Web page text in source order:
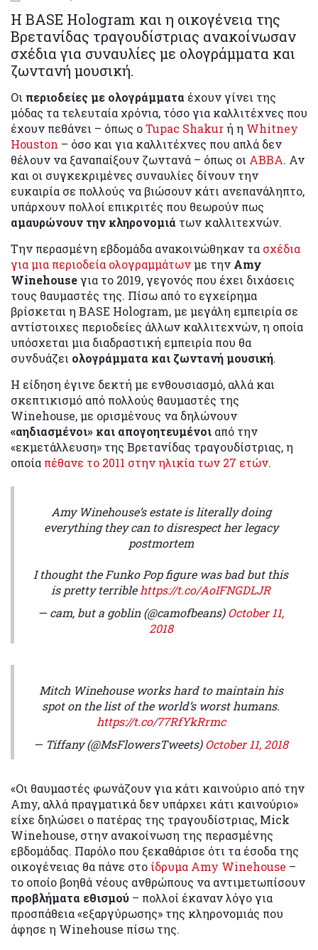
Η BASE Hologram και η οικογένεια της
Βρετανίδας τραγουδίστριας ανακοίνωσαν
σχέδια για συναυλίες με ολογράμματα και
ζωντανή μουσική.
Οι περιοδείες με ολογράμματα έχουν γίνει της
μόδας τα τελευταία χρόνια, τόσο για καλλιτέχνες που
έχουν πεθάνει – όπως οTupac Shakurή η Whitney
Houston – όσο και για καλλιτέχνες που απλά δεν
θέλουν να ξαναπαίξουν ζωντανά – όπως οι ABBA. Αν
και οι συγκεκριμένες συναυλίες δίνουν την
ευκαιρία σε πολλούς να βιώσουν κάτι ανεπανάληπτο,
υπάρχουν πολλοί επικριτές που θεωρούν πως
αμαυρώνουν την κληρονομιά των καλλιτεχνών.
Την περασμένη εβδομάδα ανακοινώθηκαν τα σχέδια
για μια περιοδεία ολογραμμάτωνμε την Amy
Winehouseγια το 2019, γεγονός που έχει διχάσεις
τους θαυμαστές της. Πίσω από το εγχείρημα
βρίσκεται η BASE Hologram, με μεγάλη εμπειρία σε
αντίστοιχες περιοδείες άλλων καλλιτεχνών, η οποία
υπόσχεται μια διαδραστική εμπειρία που θα
συνδυάζει ολογράμματα και ζωντανή μουσική.
Η είδηση έγινε δεκτή με ενθουσιασμό, αλλά και
σκεπτικισμό από πολλούς θαυμαστές της
Winehouse, με ορισμένους να δηλώνουν
«αηδιασμένοι» και απογοητευμένοι από την
«εκμετάλλευση» της Βρετανίδας τραγουδίστριας, η
οποία πέθανε το 2011 στην ηλικία των 27 ετών.
Amy Winehouse’s estate is literally doing
everything they can to disrespect her legacy
postmortem
I thought the Funko Pop figure was bad but this
is pretty terriblehttps://t.co/AoIFNGDLJR
— cam, but a goblin (@camofbeans)October 11,
2018
Mitch Winehouse works hard to maintain his
spot on the list of the world’s worst humans.
https://t.co/77RfYkRrmc
— Tiffany (@MsFlowersTweets)October 11, 2018
«Οι θαυμαστές φωνάζουν για κάτι καινούριο από την
Amy, αλλά πραγματικά δεν υπάρχει κάτι καινούριο»
είχε δηλώσει ο πατέρας της τραγουδίστριας, Mick
Winehouse, στην ανακοίνωση της περασμένης
εβδομάδας. Παρόλο που ξεκαθάρισε ότι τα έσοδα της
οικογένειας θα πάνε στοίδρυμα Amy Winehouse –
το οποίο βοηθά νέους ανθρώπους να αντιμετωπίσουν
προβλήματα εθισμού – πολλοί έκαναν λόγο για
προσπάθεια «εξαργύρωσης» της κληρονομιάς που
άφησε η Winehouse πίσω της.